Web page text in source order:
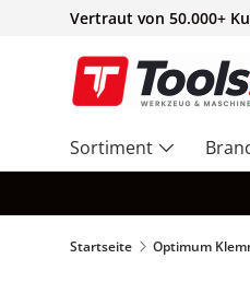
Vertraut von 50.000+
Sortiment
Startseite